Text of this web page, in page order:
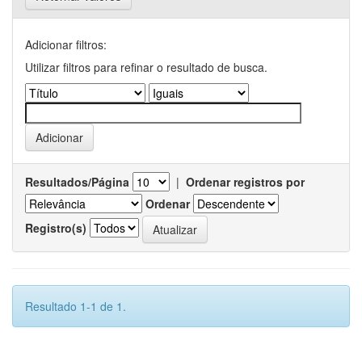
Adicionar filtros:
Utilizar filtros para refinar o resultado de busca.
Resultados/Página | Ordenar registros por
Ordenar
Registro(s)
Resultado 1-1 de 1.